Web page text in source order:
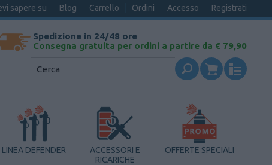
Accesso Registrati
sapere su Blog Carrello Ordini
Spedizione in 24/48 ore
Consegna gratuita per ordini a partire da € 79,90
LINEA DEFENDER
ACCESSORI E
RICARICHE
OFFERTE SPECIALI